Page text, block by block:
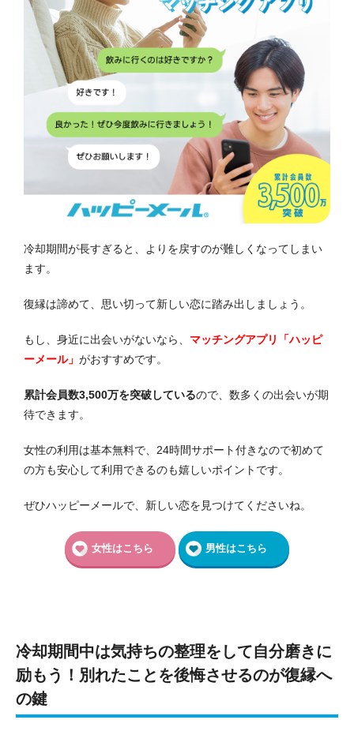
冷却期間が長すぎると、よりを戻すのが難しくなってしまい
ます。
復縁は諦めて、思い切って新しい恋に踏み出しましょう。
もし、身近に出会いがないなら、 マッチングアプリ「ハッピ
ーメール」 がおすすめです。
累計会員数3,500万を突破しているので、数多くの出会いが期
待できます。
女性の利用は基本無料で、24時間サポート付きなので初めて
の方も安心して利用できるのも嬉しいポイントです。
ぜひハッピーメールで、新しい恋を見つけてくださいね。
女性はこちら 男性はこちら
冷却期間中は気持ちの整理をして自分磨きに
励もう！別れたことを後悔させるのが復縁へ
の鍵